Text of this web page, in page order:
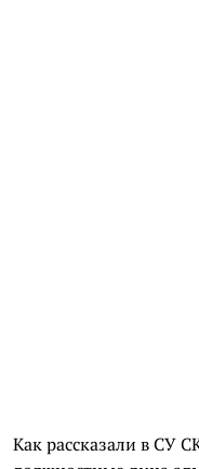
Как рассказали в СУ